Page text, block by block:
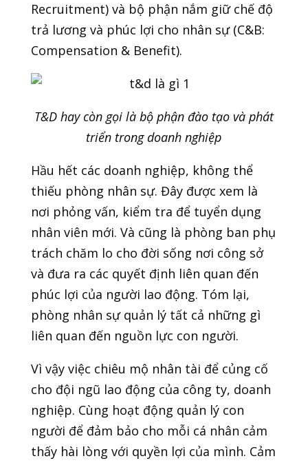
Recruitment) và bộ phận nắm giữ chế độ
trả lương và phúc lợi cho nhân sự (C&B:
Compensation & Benefit).
T&D hay còn gọi là bộ phận đào tạo và phát
triển trong doanh nghiệp
Hầu hết các doanh nghiệp, không thể
thiếu phòng nhân sự. Đây được xem là
nơi phỏng vấn, kiểm tra để tuyển dụng
nhân viên mới. Và cũng là phòng ban phụ
trách chăm lo cho đời sống nơi công sở
và đưa ra các quyết định liên quan đến
phúc lợi của người lao động. Tóm lại,
phòng nhân sự quản lý tất cả những gì
liên quan đến nguồn lực con người.
Vì vậy việc chiêu mộ nhân tài để củng cố
cho đội ngũ lao động của công ty, doanh
nghiệp. Cùng hoạt động quản lý con
người để đảm bảo cho mỗi cá nhân cảm
thấy hài lòng với quyền lợi của mình. Cảm